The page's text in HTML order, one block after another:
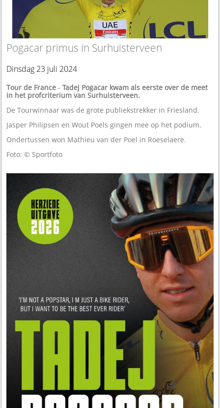
Pogacar primus in Surhuisterveen
Dinsdag 23 juli 2024
Tour de France -Tadej Pogacar kwam als eerste over de meet
in het profcriterium van Surhuisterveen.
De Tourwinnaar was de grote publiekstrekker in Friesland.
Jasper Philipsen en Wout Poels gingen mee op het podium.
Ondertussen won Mathieu van der Poel in Roeselaere.
Foto: © Sportfoto